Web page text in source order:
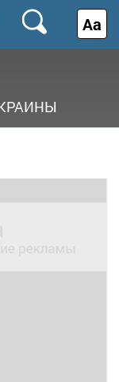
Аа